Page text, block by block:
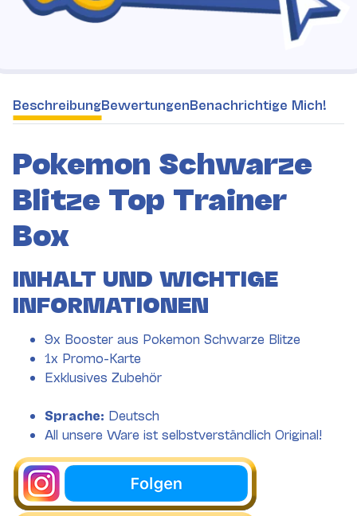
weitere Registerkarten anzeigen
BeschreibungBewertungenBenachrichtige Mich!
Pokemon Schwarze
Blitze Top Trainer
Box
INHALT UND WICHTIGE
INFORMATIONEN
9x Booster aus Pokemon Schwarze Blitze
1x Promo-Karte
Exklusives Zubehör
Sprache: Deutsch
All unsere Ware ist selbstverständlich Original!